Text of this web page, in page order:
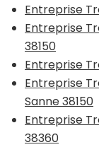
Entreprise
Entreprise
38150
Entreprise
Entreprise
Sanne 38150
Entreprise
38360